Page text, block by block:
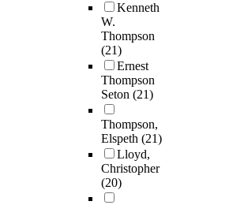
Kenneth
W.
Thompson
(21)
Ernest
Thompson
Seton (21)
Thompson,
Elspeth (21)
Lloyd,
Christopher
(20)